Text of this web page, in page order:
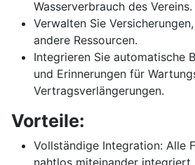
Wasserverbrauch des Vereins.
Verwalten Sie
andere Ressourcen.
Integrieren Sie automatische
und Erinnerungen für
Vertragsverlängerungen.
Vorteile:
Vollständige Integration: Alle
nahtlos miteinander